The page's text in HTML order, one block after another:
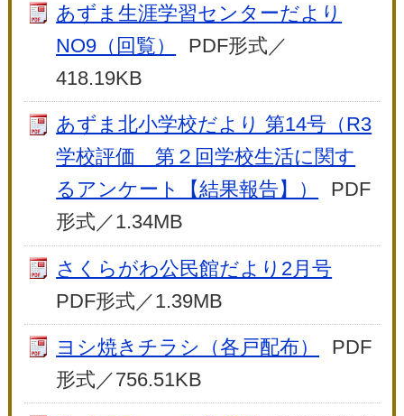
あずま生涯学習センターだより
NO9（回覧）
PDF形式／
418.19KB
あずま北小学校だより 第14号（R3
学校評価 第２回学校生活に関す
るアンケート【結果報告】）
PDF
形式／1.34MB
さくらがわ公民館だより2月号
PDF形式／1.39MB
ヨシ焼きチラシ（各戸配布）
PDF
形式／756.51KB